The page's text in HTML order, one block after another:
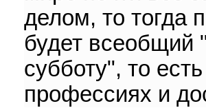
делом, то тогда
будет всеобщий
субботу", то
профессиях и